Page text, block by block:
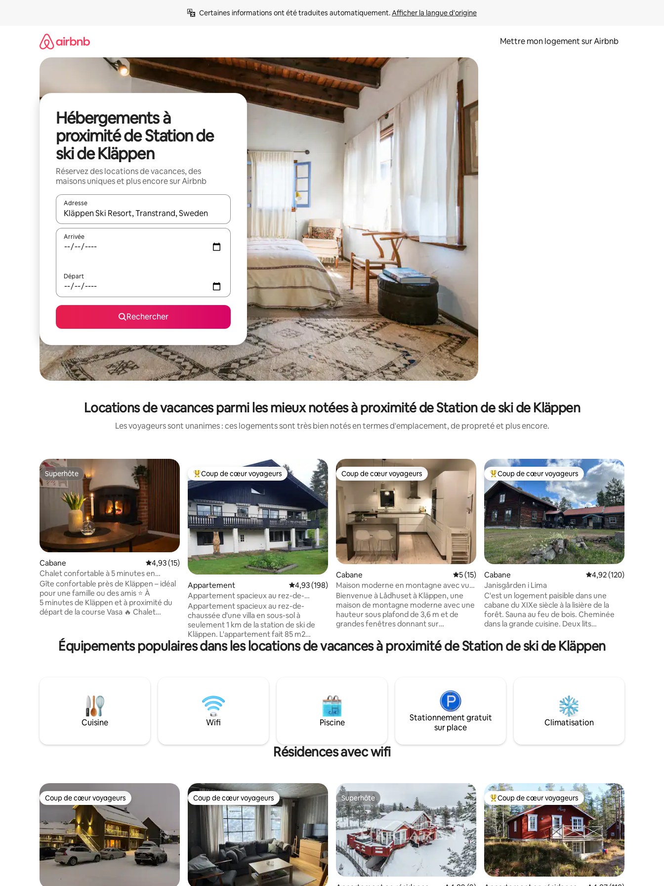
Certaines informations ont été traduites automatiquement. Afficher la langue d'origine
Mettre mon logement sur Airbnb
Hébergements à
proximité de Station de
ski de Kläppen
Réservez des locations de vacances, des
maisons uniques et plus encore sur Airbnb
Adresse
Lorsque les résultats s'affichent, utilisez les flèches vers le haut et vers le bas pour les parcourir ou en appuyant et en faisant glisser.
Arrivée
Départ
Rechercher
Locations de vacances parmi les mieux notées à proximité de Station de ski de Kläppen
Les voyageurs sont unanimes : ces logements sont très bien notés en termes d'emplacement, de propreté et plus encore.
Superhôte
Superhôte
Cabane Évaluation moyenne sur la base de 15 commentaires : 4,93 sur 5
4,93 (15)
Chalet confortable à 5 minutes en
voiture de Kläppen.
Gîte confortable près de Kläppen – idéal
pour une famille ou des amis ⭐ À
5 minutes de Kläppen et à proximité du
départ de la course Vasa 🔥 Chalet
décembre 2026 et le 18 avril 2027 🛷 Piste
de motoneige juste devant 🌲 Proche de
entièrement équipée. Toilettes avec
douche. Deux télévisions connectées –
une dans le salon et une dans une salle
de télévision séparée. Pas d'animaux et
vacances au ski ou pour se détendre
Coups de cœur voyageurs les plus appréciés
Coup de cœur voyageurs
Appartement Évaluation moyenne sur la base de 198 commentaires : 4,93 sur 5
4,93 (198)
Appartement spacieux au rez-de-
chaussée, à 1 km de Kläppen
Appartement spacieux au rez-de-
chaussée d'une villa en sous-sol à
seulement 1 km de la station de ski de
Kläppen. L'appartement fait 85 m2
répartis entre la cuisine, la salle à manger,
le salon / la salle de jeux, deux chambres
possibilité de suspendre et de sécher les
vêtements dans des armoires de
séchage. Le Wifi et l'offre complète de
Canal Digital sont disponibles. Le linge de
ménage n'est pas inclus dans le prix de
base, mais peut être acheté auprès de
Coup de cœur voyageurs
Coup de cœur voyageurs
Cabane Évaluation moyenne sur la base de 15 commentaires : 5 sur 5
5 (15)
Maison moderne en montagne avec vue
et sauna – Kläppen
Bienvenue à Lådhuset à Kläppen, une
maison de montagne moderne avec une
hauteur sous plafond de 3,6 m et de
grandes fenêtres donnant sur
sommet de Horrmundsberget, à
proximité des pistes de ski de fond et de
projecteur pour les soirées ensemble. Un
hébergement bien pensé pour une ou
deux familles qui veulent vivre
confortablement près du ski. Veuillez
noter que des frais de ménage
nettoyage s'appliquent ; vous trouverez
plus d'informations lors de votre
Coups de cœur voyageurs les plus appréciés
Coup de cœur voyageurs
Cabane Évaluation moyenne
4,92 (120)
Janisgården i Lima
C'est un logement paisible dans une
cabane du XIXe siècle à la lisière de la
forêt. Sauna au feu de bois. Cheminée
dans la grande cuisine. Deux lits
cuisine. Ainsi, 10 personnes peuvent bien
dormir. Il y a beaucoup de beaux sentiers
belle et nouvelle zone de baignade
GRATUITE avec une piscine de 25
mètres. Minigolf, etc. À 5 min du stade de
biathlon de Lima avec de belles pistes de
de chauffage chez nous.
Équipements populaires dans les locations de vacances à proximité de Station de ski de Kläppen
Cuisine Wifi Piscine
Stationnement gratuit
sur place
Climatisation
Résidences avec wifi
Coup de cœur voyageurs
Coup de cœur voyageurs Coup de cœur voyageurs
Coup de cœur voyageurs Superhôte
Superhôte Coups de cœur voyageurs les plus appréciés
Coup de cœur voyageurs